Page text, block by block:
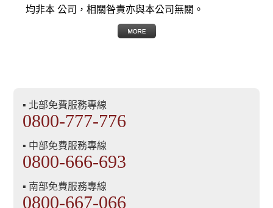
均非本 公司，相關咎責亦與本公司無關。
▪ 北部免費服務專線
0800-777-776
▪ 中部免費服務專線
0800-666-693
▪ 南部免費服務專線
0800-667-066